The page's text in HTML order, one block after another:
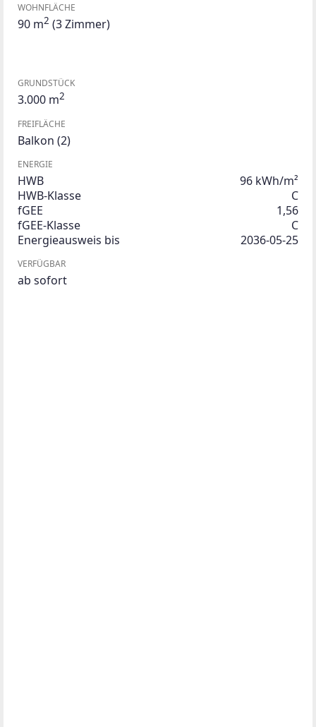
WOHNFLÄCHE
90 m2 (3 Zimmer)
GRUNDSTÜCK
3.000 m2
FREIFLÄCHE
Balkon (2)
ENERGIE
HWB
96 kWh/m²
HWB-Klasse
C
fGEE
1,56
fGEE-Klasse
C
Energieausweis bis
2036-05-25
VERFÜGBAR
ab sofort